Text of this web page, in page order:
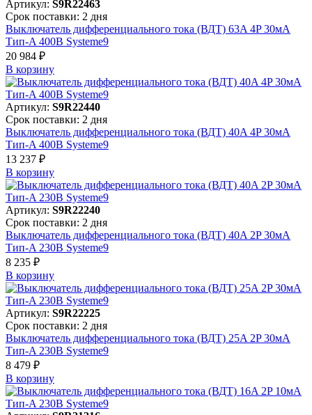
Артикул: S9R22463
Срок поставки: 2 дня
Выключатель дифференциального тока (ВДТ) 63A 4P 30мА
Тип-A 400В Systeme9
20 984 ₽
В корзинy
Артикул: S9R22440
Срок поставки: 2 дня
Выключатель дифференциального тока (ВДТ) 40A 4P 30мА
Тип-A 400В Systeme9
13 237 ₽
В корзинy
Артикул: S9R22240
Срок поставки: 2 дня
Выключатель дифференциального тока (ВДТ) 40A 2P 30мА
Тип-A 230В Systeme9
8 235 ₽
В корзинy
Артикул: S9R22225
Срок поставки: 2 дня
Выключатель дифференциального тока (ВДТ) 25A 2P 30мА
Тип-A 230В Systeme9
8 479 ₽
В корзинy